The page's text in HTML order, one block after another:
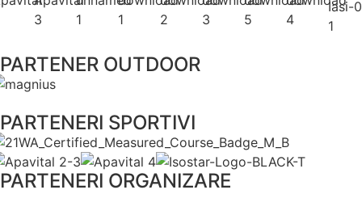
PARTENER OUTDOOR
PARTENERI SPORTIVI
PARTENERI ORGANIZARE